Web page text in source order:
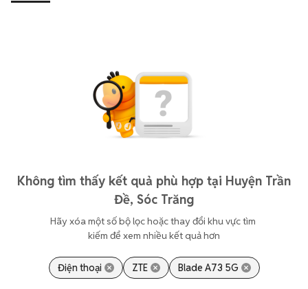
Không tìm thấy kết quả phù hợp tại Huyện Trần
Đề, Sóc Trăng
Hãy xóa một số bộ lọc hoặc thay đổi khu vực tìm
kiếm để xem nhiều kết quả hơn
Điện thoại ZTE Blade A73 5G